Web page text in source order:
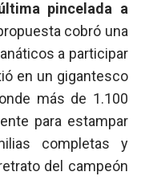
pincelada a
cobró una
a participar
en un gigantesco
más de 1.100
para estampar
completas y
del campeón